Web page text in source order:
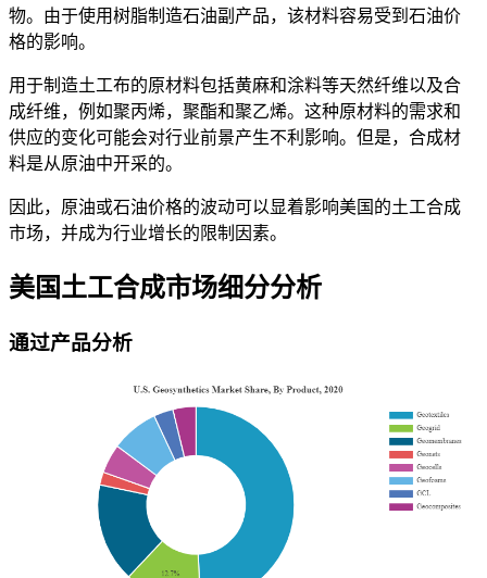
物。由于使用树脂制造石油副产品，该材料容易受到石油价
格的影响。
用于制造土工布的原材料包括黄麻和涂料等天然纤维以及合
成纤维，例如聚丙烯，聚酯和聚乙烯。这种原材料的需求和
供应的变化可能会对行业前景产生不利影响。但是，合成材
料是从原油中开采的。
因此，原油或石油价格的波动可以显着影响美国的土工合成
市场，并成为行业增长的限制因素。
美国土工合成市场细分分析
通过产品分析